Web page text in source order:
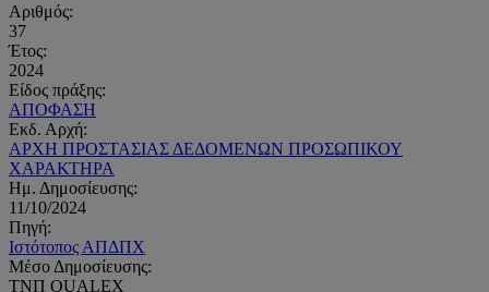
Αριθμός:
37
Έτος:
2024
Είδος πράξης:
ΑΠΟΦΑΣΗ
Εκδ. Αρχή:
ΑΡΧΗ ΠΡΟΣΤΑΣΙΑΣ ΔΕΔΟΜΕΝΩΝ ΠΡΟΣΩΠΙΚΟΥ
ΧΑΡΑΚΤΗΡΑ
Ημ. Δημοσίευσης:
11/10/2024
Πηγή:
Ιστότοπος ΑΠΔΠΧ
Μέσο Δημοσίευσης:
ΤΝΠ QUALEX